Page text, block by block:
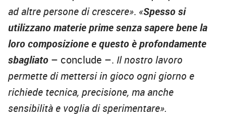
ad altre persone di crescere». «Spesso si
utilizzano materie prime senza sapere bene la
loro composizione e questo è profondamente
sbagliato – conclude –. Il nostro lavoro
permette di mettersi in gioco ogni giorno e
richiede tecnica, precisione, ma anche
sensibilità e voglia di sperimentare».